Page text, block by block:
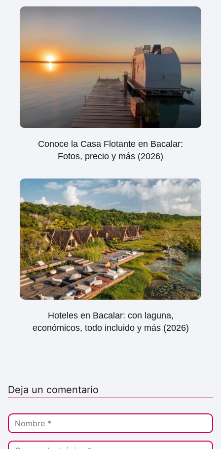
Conoce la Casa Flotante en Bacalar:
Fotos, precio y más (2026)
Hoteles en Bacalar: con laguna,
económicos, todo incluido y más (2026)
Deja un comentario